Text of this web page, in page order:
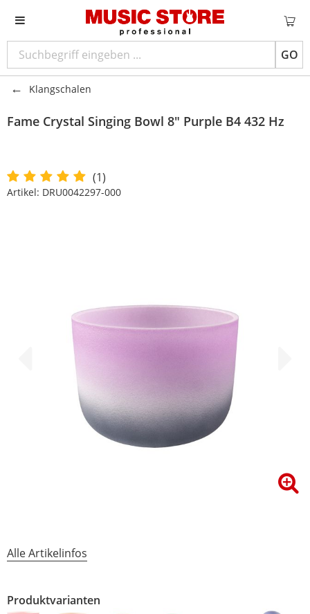
GO
Klangschalen
Fame Crystal Singing Bowl 8" Purple B4 432 Hz
(1)
Artikel: DRU0042297-000
Alle Artikelinfos
Produktvarianten